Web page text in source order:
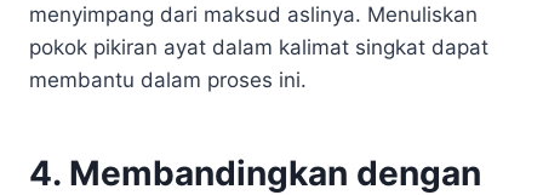
menyimpang dari maksud aslinya. Menuliskan
pokok pikiran ayat dalam kalimat singkat dapat
membantu dalam proses ini.
4. Membandingkan dengan